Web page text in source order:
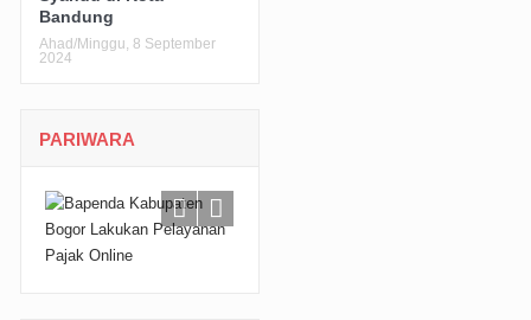
Bandung
Ahad/Minggu, 8 September
2024
PARIWARA